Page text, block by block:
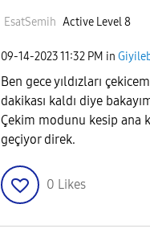
EsatSemih Active Level 8
‎09-14-202311:32 PM in
Ben gece yıldızları
dakikası kaldı diye
Çekim modunu kesip ana
geçiyor direk.
0 Likes